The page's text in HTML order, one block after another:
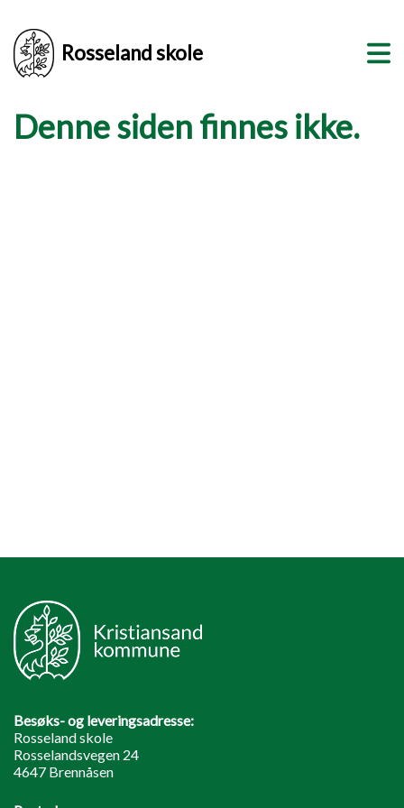
Rosseland skole
Denne siden finnes ikke.
Besøks- og leveringsadresse:
Rosseland skole
Rosselandsvegen 24
4647 Brennåsen